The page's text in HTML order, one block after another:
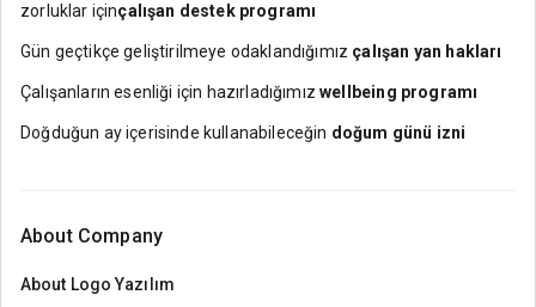
zorluklar içinçalışan destek programı
Gün geçtikçe geliştirilmeye odaklandığımız çalışan yan hakları
Çalışanların esenliği için hazırladığımızwellbeing programı
Doğduğun ay içerisinde kullanabileceğin doğum günü izni
About Company
About Logo Yazılım